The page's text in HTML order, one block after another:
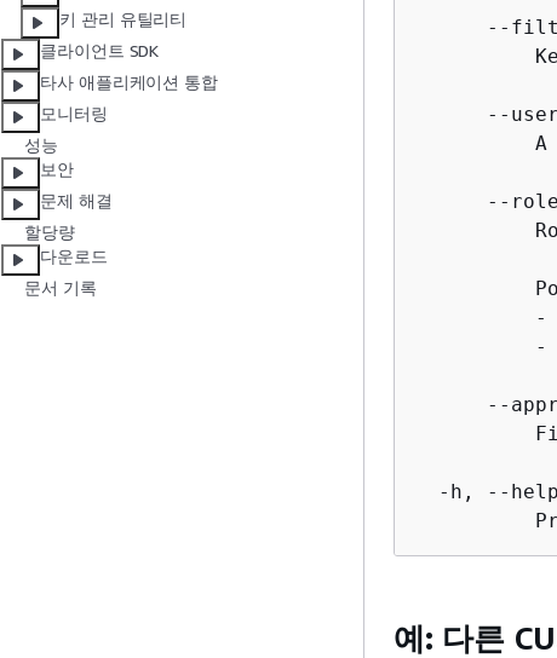
키 관리 유틸리티
클라이언트 SDK
타사 애플리케이션 통합
모니터링
성능
보안
문제 해결
할당량
다운로드
문서 기록
--
--
A
--
-
-
--
  -h, --help
예: 다른